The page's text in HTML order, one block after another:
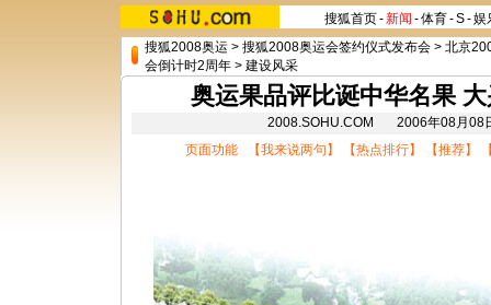
搜狐首页-新闻 -体育-S-娱
搜狐2008奥运 > 搜狐2008奥运会签约仪式发布会 > 北京
会倒计时2周年 > 建设风采
奥运果品评比诞中华名果
2008.SOHU.COM 2006年08月
页面功能 【我来说两句 】 【热点排行】 【推荐】